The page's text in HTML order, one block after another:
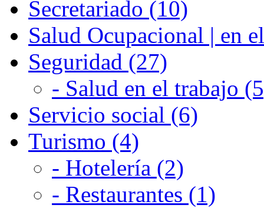
Secretariado (10)
Salud Ocupacional | en
Seguridad (27)
- Salud en el trabajo
Servicio social (6)
Turismo (4)
- Hotelería (2)
- Restaurantes (1)